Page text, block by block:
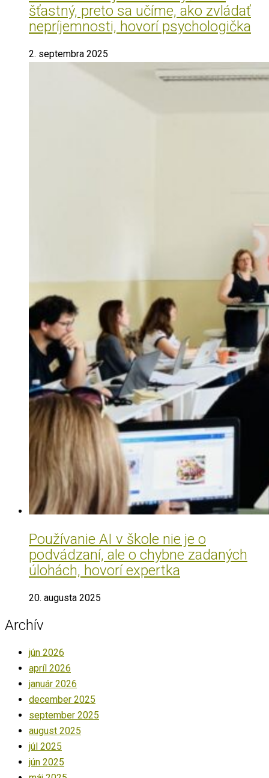
šťastný, preto sa učíme, ako zvládať
nepríjemnosti, hovorí psychologička
2. septembra 2025
Používanie AI v škole nie je o
podvádzaní, ale o chybne zadaných
úlohách, hovorí expertka
20. augusta 2025
Archív
jún 2026
apríl 2026
január 2026
december 2025
september 2025
august 2025
júl 2025
jún 2025